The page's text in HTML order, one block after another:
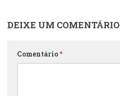
DEIXE UM COMENTÁRIO
Comentário*